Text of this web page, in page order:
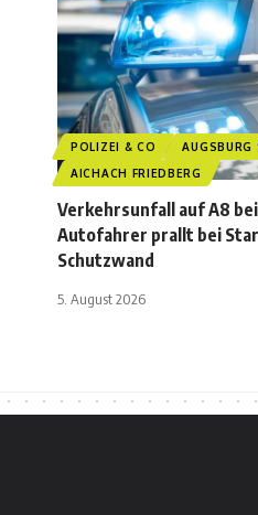
POLIZEI & CO
AICHACH FRIEDBERG
Verkehrsunfall auf A8
Autofahrer prallt bei
Schutzwand
5. August 2026